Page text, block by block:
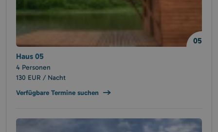
Haus 05
05
4 Personen
130 EUR / Nacht
Verfügbare Termine suchen